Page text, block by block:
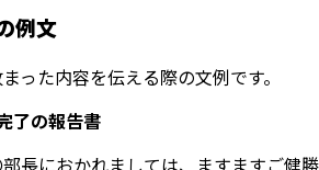
例文
った内容を伝える際の文例です。
了の報告書
長におかれましては、ますますご健勝